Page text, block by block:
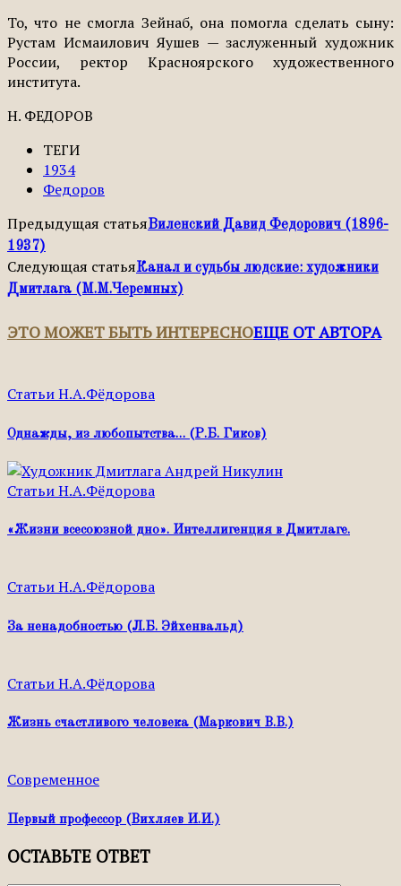
То, что не смогла Зейнаб, она помогла сделать сыну:
Рустам Исмаилович Яушев — заслуженный художник
Рос­сии, ректор Красноярского ху­дожественного
института.
Н. ФЕДОРОВ
ТЕГИ
1934
Федоров
Предыдущая статьяВиленский Давид Федорович (1896-
1937)
Следующая статьяКанал и судьбы людские: художники
Дмитлага (М.М.Черемных)
ЭТО МОЖЕТ БЫТЬ ИНТЕРЕСНОЕЩЕ ОТ АВТОРА
Статьи Н.А.Фёдорова
Однажды, из любопытства… (Р.Б. Гиков)
Статьи Н.А.Фёдорова
«Жизни всесоюзной дно». Интеллигенция в Дмитлаге.
Статьи Н.А.Фёдорова
За ненадобностью (Л.Б. Эйхенвальд)
Статьи Н.А.Фёдорова
Жизнь счастливого человека (Маркович В.В.)
Современное
Первый профессор (Вихляев И.И.)
ОСТАВЬТЕ ОТВЕТ